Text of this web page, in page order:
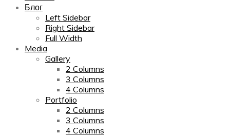
Блог
Left Sidebar
Right Sidebar
Full Width
Media
Gallery
2 Columns
3 Columns
4 Columns
Portfolio
2 Columns
3 Columns
4 Columns